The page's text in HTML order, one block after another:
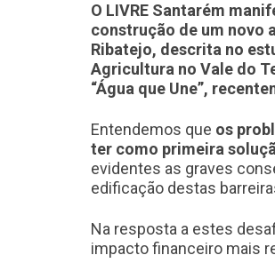
O LIVRE Santarém
construção de um novo
Ribatejo, descrita no
Agricultura no Vale do
“Água que Une”,
Entendemos que os
ter como primeira
evidentes as graves
edificação destas
Na resposta a estes
impacto financeiro mais